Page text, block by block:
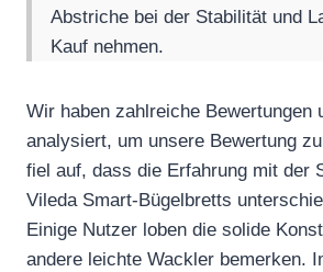
Abstriche bei der Stabilität und
Kauf nehmen.
Wir haben zahlreiche Bewertungen
analysiert, um unsere Bewertung
fiel auf, dass die Erfahrung mit der
Vileda Smart-Bügelbretts
Einige Nutzer loben die solide
andere leichte Wackler bemerken.